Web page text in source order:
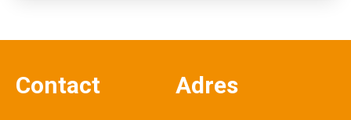
Contact Adres